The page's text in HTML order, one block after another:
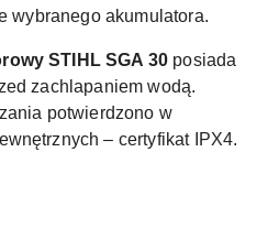
wybranego akumulatora.
STIHL SGA 30 posiada
zachlapaniem wodą.
potwierdzono w
– certyfikat IPX4.